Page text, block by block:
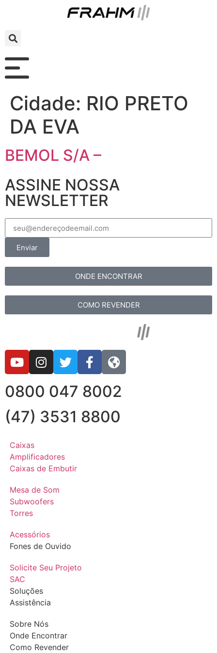
Cidade: RIO PRETO
DA EVA
BEMOL S/A –
ASSINE NOSSA
NEWSLETTER
Enviar
ONDE ENCONTRAR
COMO REVENDER
0800 047 8002
(47) 3531 8800
Caixas
Amplificadores
Caixas de Embutir
Mesa de Som
Subwoofers
Torres
Acessórios
Fones de Ouvido
Solicite Seu Projeto
SAC
Soluções
Assistência
Sobre Nós
Onde Encontrar
Como Revender